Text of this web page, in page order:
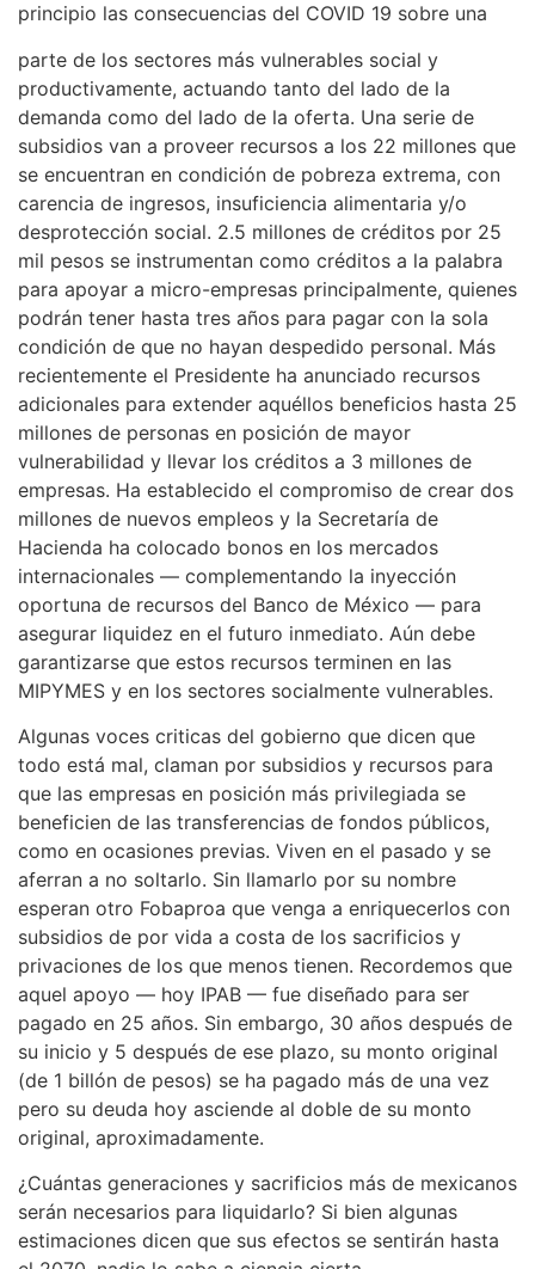
principio las consecuencias del COVID 19 sobre una
parte de los sectores más vulnerables social y
productivamente, actuando tanto del lado de la
demanda como del lado de la oferta. Una serie de
subsidios van a proveer recursos a los 22 millones que
se encuentran en condición de pobreza extrema, con
carencia de ingresos, insuficiencia alimentaria y/o
desprotección social. 2.5 millones de créditos por 25
mil pesos se instrumentan como créditos a la palabra
para apoyar a micro-empresas principalmente, quienes
podrán tener hasta tres años para pagar con la sola
condición de que no hayan despedido personal. Más
recientemente el Presidente ha anunciado recursos
adicionales para extender aquéllos beneficios hasta 25
millones de personas en posición de mayor
vulnerabilidad y llevar los créditos a 3 millones de
empresas. Ha establecido el compromiso de crear dos
millones de nuevos empleos y la Secretaría de
Hacienda ha colocado bonos en los mercados
internacionales — complementando la inyección
oportuna de recursos del Banco de México — para
asegurar liquidez en el futuro inmediato. Aún debe
garantizarse que estos recursos terminen en las
MIPYMES y en los sectores socialmente vulnerables.
Algunas voces criticas del gobierno que dicen que
todo está mal, claman por subsidios y recursos para
que las empresas en posición más privilegiada se
beneficien de las transferencias de fondos públicos,
como en ocasiones previas. Viven en el pasado y se
aferran a no soltarlo. Sin llamarlo por su nombre
esperan otro Fobaproa que venga a enriquecerlos con
subsidios de por vida a costa de los sacrificios y
privaciones de los que menos tienen. Recordemos que
aquel apoyo — hoy IPAB — fue diseñado para ser
pagado en 25 años. Sin embargo, 30 años después de
su inicio y 5 después de ese plazo, su monto original
(de 1 billón de pesos) se ha pagado más de una vez
pero su deuda hoy asciende al doble de su monto
original, aproximadamente.
¿Cuántas generaciones y sacrificios más de mexicanos
serán necesarios para liquidarlo? Si bien algunas
estimaciones dicen que sus efectos se sentirán hasta